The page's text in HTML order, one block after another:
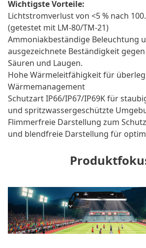
Wichtigste Vorteile:
Lichtstromverlust von <5 % nach
(getestet mit LM-80/TM-21)
Ammoniakbeständige Beleuchtung
ausgezeichnete Beständigkeit gegen
Säuren und Laugen.
Hohe Wärmeleitfähigkeit für
Wärmemanagement
Schutzart IP66/IP67/IP69K für
und spritzwassergeschützte
Flimmerfreie Darstellung zum
und blendfreie Darstellung für